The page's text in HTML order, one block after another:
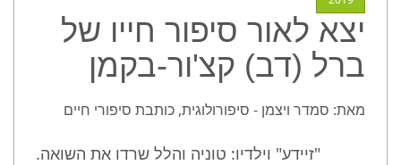
יצא לאור סיפור חייו של
ברל (דב) קצ'ור-בקמן
מאת: סמדר ויצמן - סיפורולוגית, כותבת סיפורי חיים
"זיידע" וילדיו: טוניה והלל שרדו את השואה.